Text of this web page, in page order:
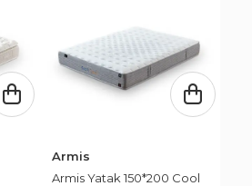
Armis
Armis Yatak 150*200 Cool